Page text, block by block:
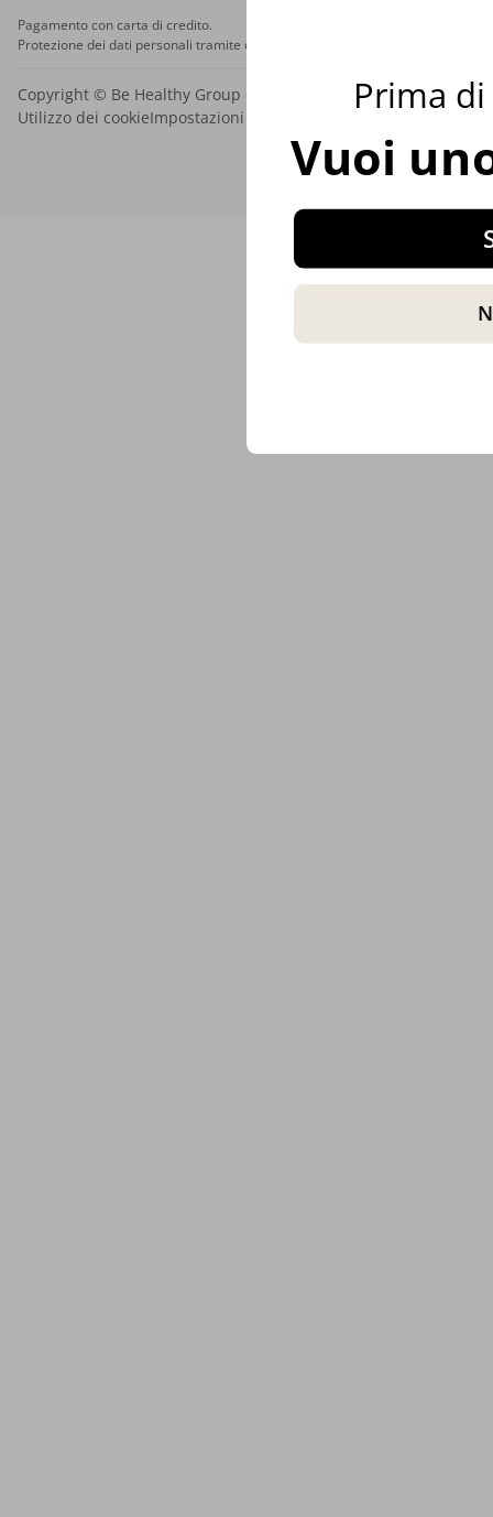
Pagamento con carta di credito.
Protezione dei dati personali tramite crittografia SSL.
Copyright © Be Healthy Group d.o.o. 2012 - 2026
Utilizzo dei cookieImpostazioni dei cookie Prima
Vuoi